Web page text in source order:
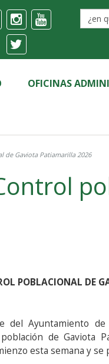
OFICINAS
de Gaviota Patiamarilla 2026
POBLACIONAL DE
del Ayuntamiento
de Gaviota
esta semana y